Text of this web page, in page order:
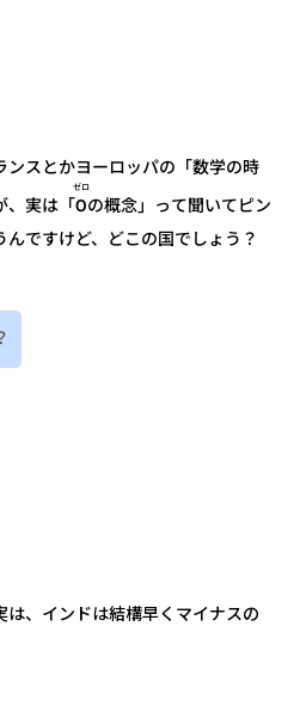
ンスとかヨーロッパの「数学の時
、実は「0
ゼロ
の概念」って聞いてピン
ですけど、どこの国でしょう？
、インドは結構早くマイナスの